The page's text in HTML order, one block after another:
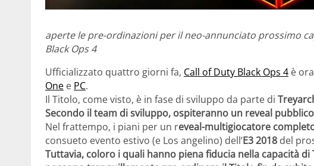
aperte le pre-ordinazioni per il neo-annunciato prossimo
Black Ops 4
Ufficializzato quattro giorni fa, Call of Duty Black Ops 4 è
One e PC.
Il Titolo, come visto, è in fase di sviluppo da parte di
Secondo il team di sviluppo, ospiteranno un reveal
Nel frattempo, i piani per un reveal-multigiocatore
consueto evento estivo (e Los angelino) dell’E3 2018 del
Tuttavia, coloro i quali hanno piena fiducia nella capacità